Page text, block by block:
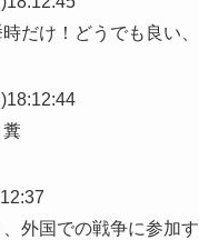
だけ！どうでも良い
外国での戦争に参加